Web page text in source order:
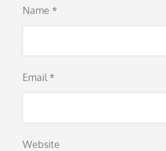
Name *
Email *
Website